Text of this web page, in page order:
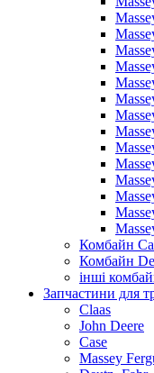
Комбайн
Комбайн
інші
Запчастини для
Claas
John Deere
Case
Massey